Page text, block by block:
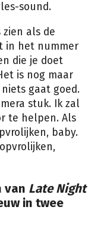
sound.
als de
in het nummer
die je doet
is nog maar
gaat goed.
stuk. Ik zal
te helpen. Als
baby.
van Late Night
in twee